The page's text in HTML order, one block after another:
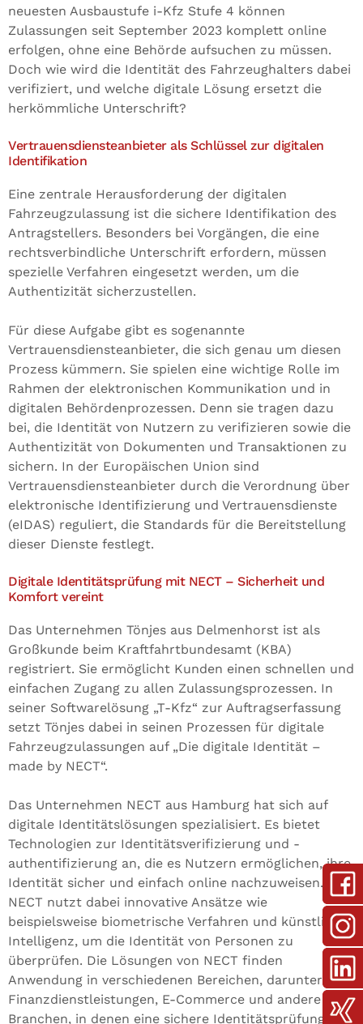
neuesten Ausbaustufe i-Kfz Stufe 4 können
Zulassungen seit September 2023 komplett online
erfolgen, ohne eine Behörde aufsuchen zu müssen.
Doch wie wird die Identität des Fahrzeughalters dabei
verifiziert, und welche digitale Lösung ersetzt die
herkömmliche Unterschrift?
Vertrauensdiensteanbieter als Schlüssel zur digitalen
Identifikation
Eine zentrale Herausforderung der digitalen
Fahrzeugzulassung ist die sichere Identifikation des
Antragstellers. Besonders bei Vorgängen, die eine
rechtsverbindliche Unterschrift erfordern, müssen
spezielle Verfahren eingesetzt werden, um die
Authentizität sicherzustellen.
Für diese Aufgabe gibt es sogenannte
Vertrauensdiensteanbieter, die sich genau um diesen
Prozess kümmern. Sie spielen eine wichtige Rolle im
Rahmen der elektronischen Kommunikation und in
digitalen Behördenprozessen. Denn sie tragen dazu
bei, die Identität von Nutzern zu verifizieren sowie die
Authentizität von Dokumenten und Transaktionen zu
sichern. In der Europäischen Union sind
Vertrauensdiensteanbieter durch die Verordnung über
elektronische Identifizierung und Vertrauensdienste
(eIDAS) reguliert, die Standards für die Bereitstellung
dieser Dienste festlegt.
Digitale Identitätsprüfung mit NECT – Sicherheit und
Komfort vereint
Das Unternehmen Tönjes aus Delmenhorst ist als
Großkunde beim Kraftfahrtbundesamt (KBA)
registriert. Sie ermöglicht Kunden einen schnellen und
einfachen Zugang zu allen Zulassungsprozessen. In
seiner Softwarelösung „T-Kfz“ zur Auftragserfassung
setzt Tönjes dabei in seinen Prozessen für digitale
Fahrzeugzulassungen auf „Die digitale Identität –
made by NECT“.
Das Unternehmen NECT aus Hamburg hat sich auf
digitale Identitätslösungen spezialisiert. Es bietet
Technologien zur Identitätsverifizierung und -
authentifizierung an, die es Nutzern ermöglichen, ihre
Identität sicher und einfach online nachzuweisen.
NECT nutzt dabei innovative Ansätze wie
beispielsweise biometrische Verfahren und künstliche
Intelligenz, um die Identität von Personen zu
überprüfen. Die Lösungen von NECT finden
Anwendung in verschiedenen Bereichen, darunter
Finanzdienstleistungen, E-Commerce und andere
Branchen, in denen eine sichere Identitätsprüfung